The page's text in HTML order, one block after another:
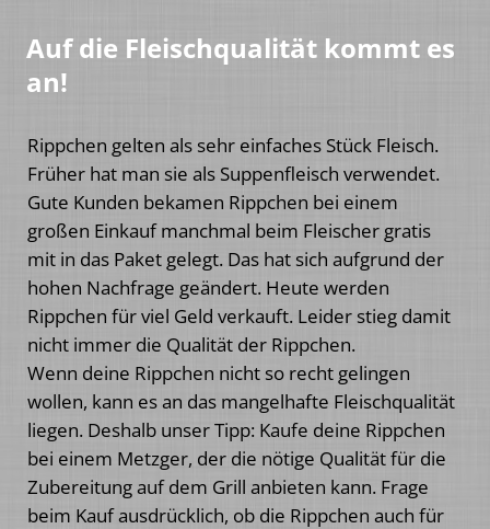
Auf die Fleischqualität kommt es
an!
Rippchen gelten als sehr einfaches Stück Fleisch.
Früher hat man sie als Suppenfleisch verwendet.
Gute Kunden bekamen Rippchen bei einem
großen Einkauf manchmal beim Fleischer gratis
mit in das Paket gelegt. Das hat sich aufgrund der
hohen Nachfrage geändert. Heute werden
Rippchen für viel Geld verkauft. Leider stieg damit
nicht immer die Qualität der Rippchen.
Wenn deine Rippchen nicht so recht gelingen
wollen, kann es an das mangelhafte Fleischqualität
liegen. Deshalb unser Tipp: Kaufe deine Rippchen
bei einem Metzger, der die nötige Qualität für die
Zubereitung auf dem Grill anbieten kann. Frage
beim Kauf ausdrücklich, ob die Rippchen auch für